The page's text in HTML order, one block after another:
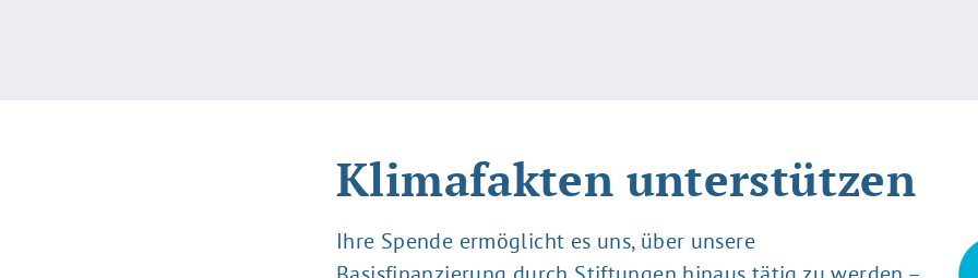
Klimafakten unterstützen
Ihre Spende ermöglicht es uns, über unsere